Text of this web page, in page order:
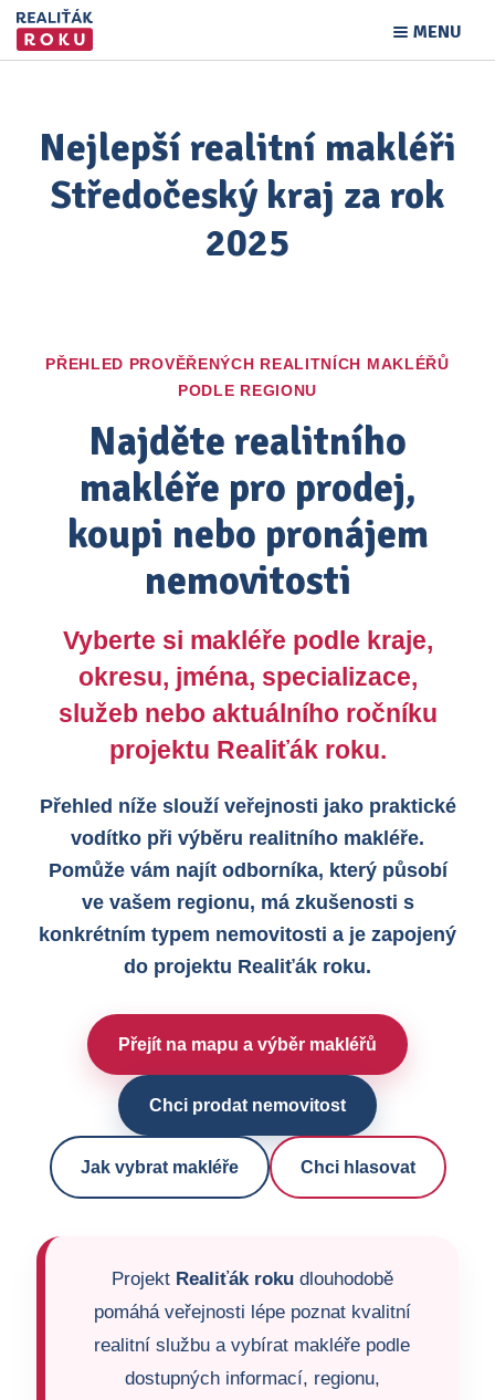
MENU
Nejlepší realitní makléři
Středočeský kraj za rok
2025
PŘEHLED PROVĚŘENÝCH REALITNÍCH MAKLÉŘŮ
PODLE REGIONU
Najděte realitního
makléře pro prodej,
koupi nebo pronájem
nemovitosti
Vyberte si makléře podle kraje,
okresu, jména, specializace,
služeb nebo aktuálního ročníku
projektu Realiťák roku.
Přehled níže slouží veřejnosti jako praktické
vodítko při výběru realitního makléře.
Pomůže vám najít odborníka, který působí
ve vašem regionu, má zkušenosti s
konkrétním typem nemovitosti a je zapojený
do projektu Realiťák roku.
Přejít na mapu a výběr makléřů
Chci prodat nemovitost
Jak vybrat makléře Chci hlasovat
Projekt Realiťák rokudlouhodobě
pomáhá veřejnosti lépe poznat kvalitní
realitní službu a vybírat makléře podle
dostupných informací, regionu,